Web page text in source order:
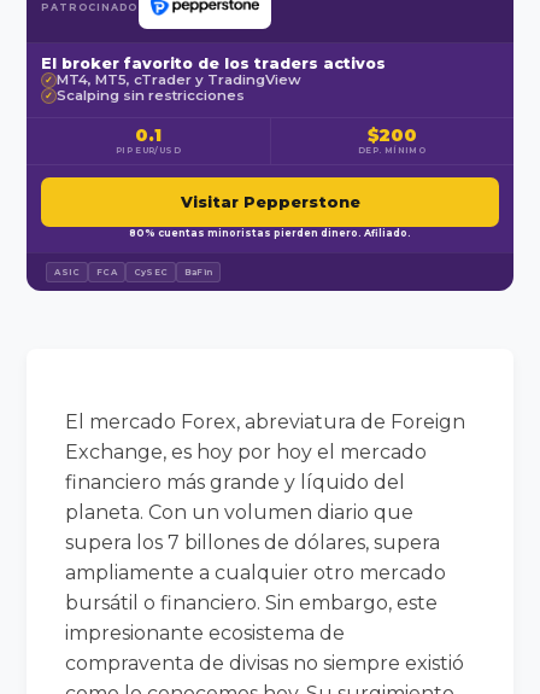
PATROCINADO
El broker favorito de los traders activos
✓ MT4, MT5, cTrader y TradingView
✓ Scalping sin restricciones
0.1
PIP EUR/USD
$200
DEP. MÍNIMO
Visitar Pepperstone
80% cuentas minoristas pierden dinero. Afiliado.
ASIC FCA CySEC BaFin
El mercado Forex, abreviatura de Foreign
Exchange, es hoy por hoy el mercado
financiero más grande y líquido del
planeta. Con un volumen diario que
supera los 7 billones de dólares, supera
ampliamente a cualquier otro mercado
bursátil o financiero. Sin embargo, este
impresionante ecosistema de
compraventa de divisas no siempre existió